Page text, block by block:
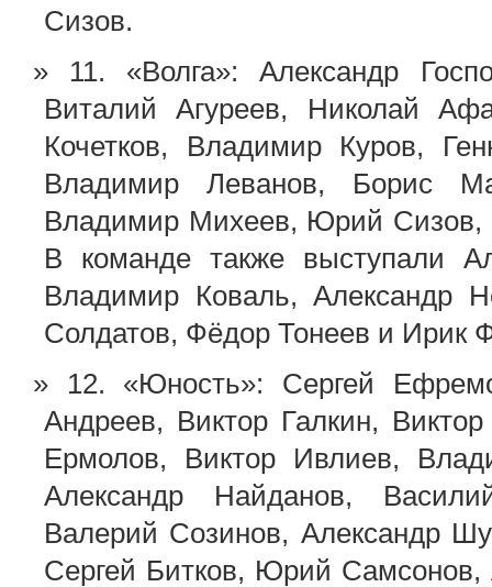
Сизов.
11. «Волга»: Александр
Виталий Агуреев, Николай
Кочетков, Владимир Куров,
Владимир Леванов, Борис
Владимир Михеев, Юрий Сизов,
В команде также выступали
Владимир Коваль, Александр
Солдатов, Фёдор Тонеев и Ирик
12. «Юность»: Сергей
Андреев, Виктор Галкин,
Ермолов, Виктор Ивлиев,
Александр Найданов,
Валерий Созинов, Александр
Сергей Битков, Юрий Самсонов,